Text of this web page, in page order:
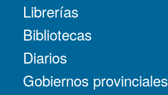
Librerías
Bibliotecas
Diarios
Gobiernos provinciales